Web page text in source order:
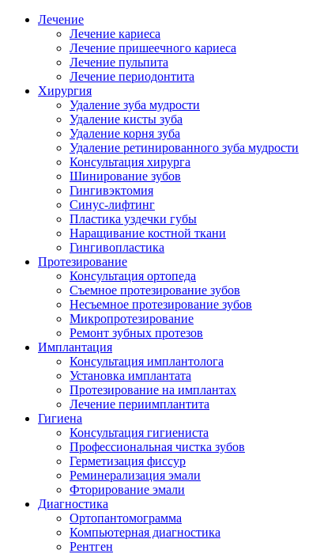
Лечение
Лечение кариеса
Лечение пришеечного кариеса
Лечение пульпита
Лечение периодонтита
Хирургия
Удаление зуба мудрости
Удаление кисты зуба
Удаление корня зуба
Удаление ретинированного зуба мудрости
Консультация хирурга
Шинирование зубов
Гингивэктомия
Синус-лифтинг
Пластика уздечки губы
Наращивание костной ткани
Гингивопластика
Протезирование
Консультация ортопеда
Съемное протезирование зубов
Несъемное протезирование зубов
Микропротезирование
Ремонт зубных протезов
Имплантация
Консультация имплантолога
Установка имплантата
Протезирование на имплантах
Лечение периимплантита
Гигиена
Консультация гигиениста
Профессиональная чистка зубов
Герметизация фиссур
Реминерализация эмали
Фторирование эмали
Диагностика
Ортопантомограмма
Компьютерная диагностика
Рентген